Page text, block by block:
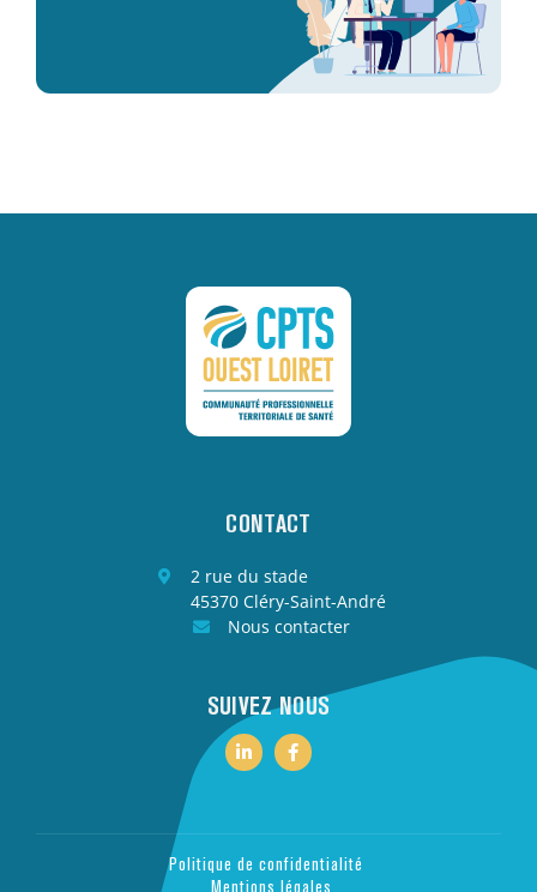
CONTACT
2 rue du stade
45370 Cléry-Saint-André
Nous contacter
SUIVEZ NOUS
Politique de confidentialité
Mentions légales